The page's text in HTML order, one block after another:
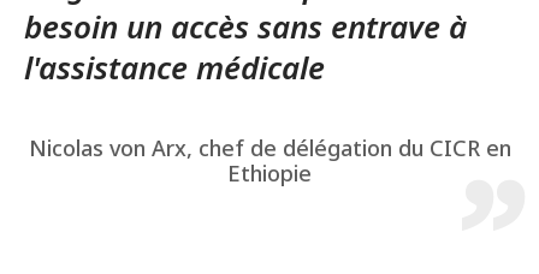
besoin un accès sans entrave à
l'assistance médicale
Nicolas von Arx, chef de délégation du CICR en
Ethiopie